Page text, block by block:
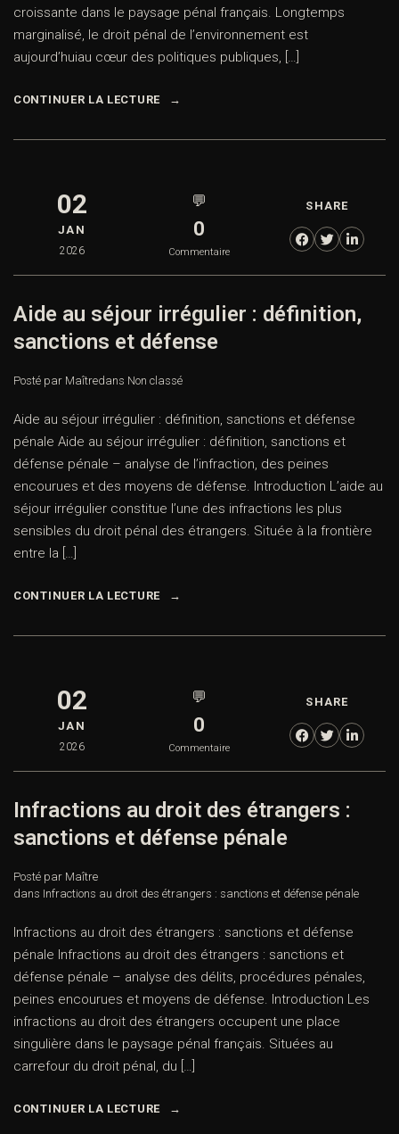
croissante dans le paysage pénal français. Longtemps
marginalisé, le droit pénal de l’environnement est
aujourd’huiau cœur des politiques publiques, […]
CONTINUER LA LECTURE
02
JAN
2026
💬
0
Commentaire
SHARE
Aide au séjour irrégulier : définition,
sanctions et défense
Posté par Maîtredans Non classé
Aide au séjour irrégulier : définition, sanctions et défense
pénale Aide au séjour irrégulier : définition, sanctions et
défense pénale – analyse de l’infraction, des peines
encourues et des moyens de défense. Introduction L’aide au
séjour irrégulier constitue l’une des infractions les plus
sensibles du droit pénal des étrangers. Située à la frontière
entre la […]
CONTINUER LA LECTURE
02
JAN
2026
💬
0
Commentaire
SHARE
Infractions au droit des étrangers :
sanctions et défense pénale
Posté par Maître
dans Infractions au droit des étrangers : sanctions et défense pénale
Infractions au droit des étrangers : sanctions et défense
pénale Infractions au droit des étrangers : sanctions et
défense pénale – analyse des délits, procédures pénales,
peines encourues et moyens de défense. Introduction Les
infractions au droit des étrangers occupent une place
singulière dans le paysage pénal français. Situées au
carrefour du droit pénal, du […]
CONTINUER LA LECTURE